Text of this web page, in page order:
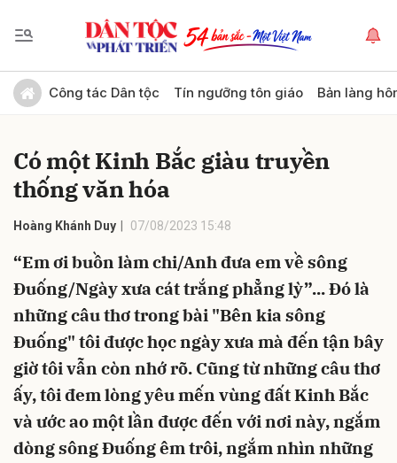
Công tác Dân tộc Tín ngưỡng tôn giáo Bản làng
Có một Kinh Bắc giàu truyền
thống văn hóa
Hoàng Khánh Duy 07/08/2023 15:48
“Em ơi buồn làm chi/Anh đưa em về sông
Đuống/Ngày xưa cát trắng phẳng lỳ”... Đó là
những câu thơ trong bài "Bên kia sông
Đuống" tôi được học ngày xưa mà đến tận bây
giờ tôi vẫn còn nhớ rõ. Cũng từ những câu thơ
ấy, tôi đem lòng yêu mến vùng đất Kinh Bắc
và ước ao một lần được đến với nơi này, ngắm
dòng sông Đuống êm trôi, ngắm nhìn những
Gửi bình luận
Hủy Gửi